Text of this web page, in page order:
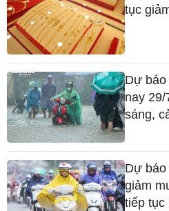
tục
Dự báo
nay
sáng,
Dự
giảm
tiếp tục